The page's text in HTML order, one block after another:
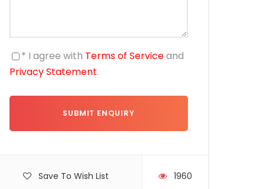
* I agree with Terms of Serviceand
Privacy Statement.
Save To Wish List 1960